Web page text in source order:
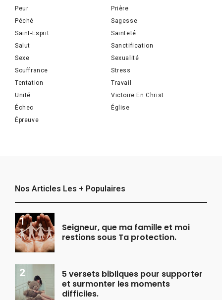
Peur
Prière
Péché
Sagesse
Saint-Esprit
Sainteté
Salut
Sanctification
Sexe
Sexualité
Souffrance
Stress
Tentation
Travail
Unité
Victoire En Christ
Échec
Église
Épreuve
Nos Articles Les + Populaires
Seigneur, que ma famille et moi
restions sous Ta protection.
5 versets bibliques pour supporter
et surmonter les moments
difficiles.